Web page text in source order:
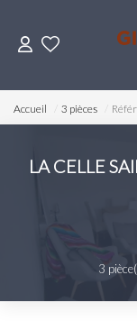
Accueil 3 pièces
LA CELLE
3